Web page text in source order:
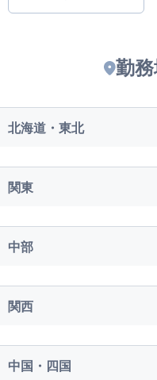
勤
北海道・東北
関東
中部
関西
中国・四国